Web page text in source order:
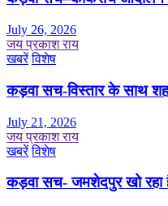
July 26, 2026
जय प्रकाश राय
खबरें विशेष
कड़वा सच-विस्तार के साथ
July 21, 2026
जय प्रकाश राय
खबरें विशेष
कड़वा सच- जमशेदपुर खो रहा